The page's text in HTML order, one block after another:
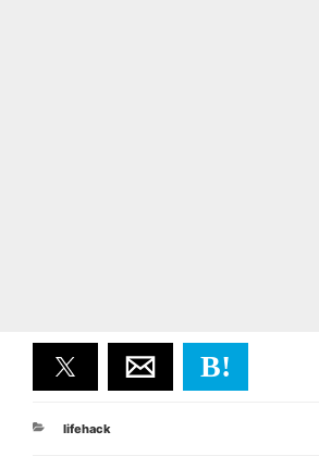
B!
カ
lifehack